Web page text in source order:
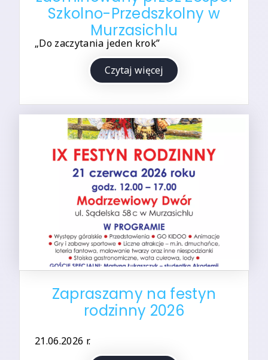
Szkolno-Przedszkolny w
Murzasichlu
„Do zaczytania jeden krok”
Czytaj więcej
Zapraszamy na festyn
rodzinny 2026
21.06.2026 r.